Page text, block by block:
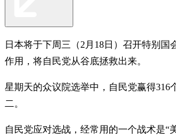
日本将于下周三（2月18日）召开特别
作用，将自民党从谷底拯救出来。
星期天的众议院选举中，自民党赢得316
二。
自民党应对选战，经常用的一个战术是“